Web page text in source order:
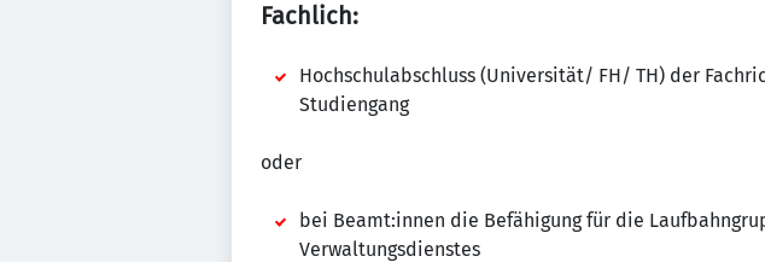
Fachlich:
Hochschulabschluss (Universität/ FH/ TH) der
Studiengang
oder
bei Beamt:innen die Befähigung für die
Verwaltungsdienstes